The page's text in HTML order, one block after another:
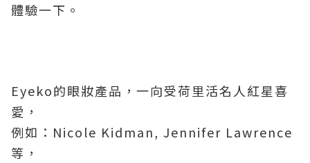
體驗一下。
Eyeko的眼妝產品，一向受荷里活名人紅星喜
愛，
例如：Nicole Kidman, Jennifer Lawrence
等，